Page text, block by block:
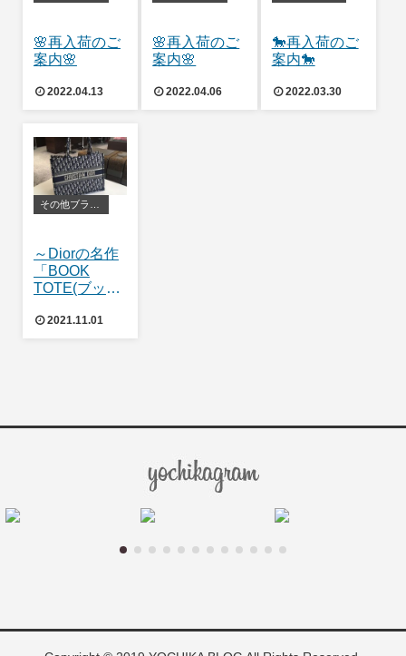
🌸再入荷のご
案内🌸
2022.04.13
🌸再入荷のご
案内🌸
2022.04.06
🐎再入荷のご
案内🐎
2022.03.30
～Diorの名作
「BOOK
TOTE(ブック
2021.11.01